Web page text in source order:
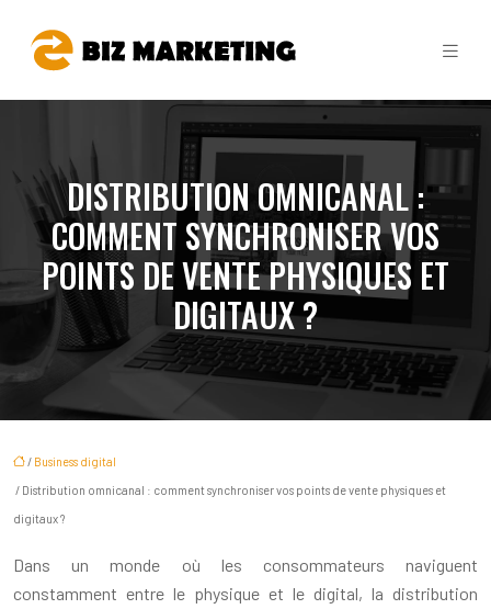
DISTRIBUTION OMNICANAL :
COMMENT SYNCHRONISER VOS
POINTS DE VENTE PHYSIQUES ET
DIGITAUX ?
/ Business digital
/ Distribution omnicanal : comment synchroniser vos points de vente physiques et
digitaux ?
Dans un monde où les consommateurs naviguent
constamment entre le physique et le digital, la distribution